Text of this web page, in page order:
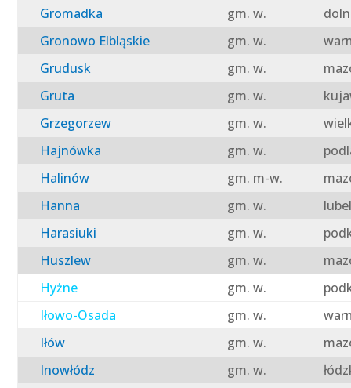
Gromadka
gm. w.
Gronowo Elbląskie
gm. w.
Grudusk
gm. w.
Gruta
gm. w.
Grzegorzew
gm. w.
Hajnówka
gm. w.
Halinów
gm. m-w.
Hanna
gm. w.
Harasiuki
gm. w.
Huszlew
gm. w.
Hyżne
gm. w.
Iłowo-Osada
gm. w.
Iłów
gm. w.
Inowłódz
gm. w.